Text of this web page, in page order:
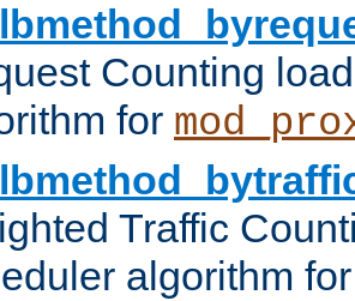
Counting
for
Traffic
algorithm for